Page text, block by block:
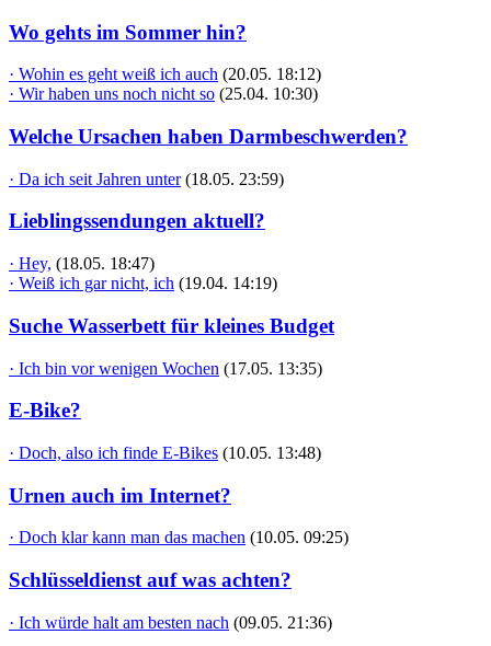
Wo gehts im Sommer hin?
· Wohin es geht weiß ich auch (20.05. 18:12)
· Wir haben uns noch nicht so (25.04. 10:30)
Welche Ursachen haben Darmbeschwerden?
· Da ich seit Jahren unter (18.05. 23:59)
Lieblingssendungen aktuell?
· Hey, (18.05. 18:47)
· Weiß ich gar nicht, ich (19.04. 14:19)
Suche Wasserbett für kleines Budget
· Ich bin vor wenigen Wochen (17.05. 13:35)
E-Bike?
· Doch, also ich finde E-Bikes (10.05. 13:48)
Urnen auch im Internet?
· Doch klar kann man das machen (10.05. 09:25)
Schlüsseldienst auf was achten?
· Ich würde halt am besten nach (09.05. 21:36)